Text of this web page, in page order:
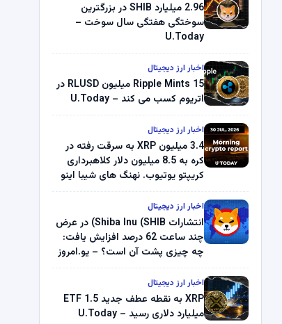
2.96 میلیارد SHIB در بزرگترین
سوختگی هفتگی سال سوخت –
U.Today
اخبار ارز دیجیتال
Ripple Mints 15 میلیون RLUSD در
اتریوم کسب می کند – U.Today
اخبار ارز دیجیتال
3.4 میلیون XRP به سرقت رفته در
کره به 8.5 میلیون دلار کلاهبرداری
کریپتو یوتیوب. نهنگ های شیبا اینو
میلیون دلار U-Turn در بیت کوین را
ثبت کرد – گزارش کریپتو صبح –
U.Today
اخبار ارز دیجیتال
انتشارات Shiba Inu (SHIB) در عرض
چند ساعت 62 درصد افزایش یافت:
چه چیزی پشت آن است؟ – یو.امروز
اخبار ارز دیجیتال
XRP به نقطه عطف جدید ETF 1.5
میلیارد دلاری رسید – U.Today